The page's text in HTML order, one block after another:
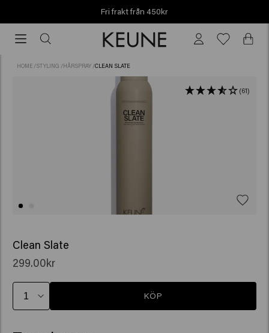
Fri frakt från 450kr
frakt
frånHOME /STYLING /HÅRSPRAY /CLEAN SLATE
(61)
Clean Slate
299.00kr
KÖP